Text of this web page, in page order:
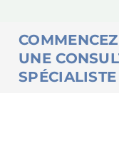
UNE